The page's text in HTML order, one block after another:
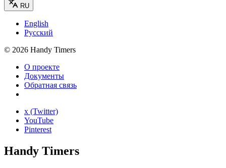
RU
English
Русский
© 2026 Handy Timers
О проекте
Документы
Обратная связь
x (Twitter)
YouTube
Pinterest
Handy Timers